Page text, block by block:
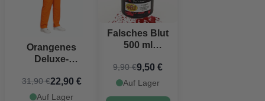
Orangenes
Deluxe-
inklusive
Handschellen
31,90 €22,90 €
Auf Lager
Falsches Blut
500 ml
9,90 €9,50 €
Auf Lager